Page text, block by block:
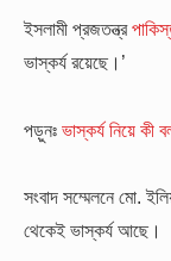
ইসলামী প্রজতন্ত্র
ভাস্কর্য রয়েছে।’
পড়ুনঃ ভাস্কর্য নিয়ে কী
সংবাদ সম্মেলনে মো.
থেকেই ভাস্কর্য আছে।